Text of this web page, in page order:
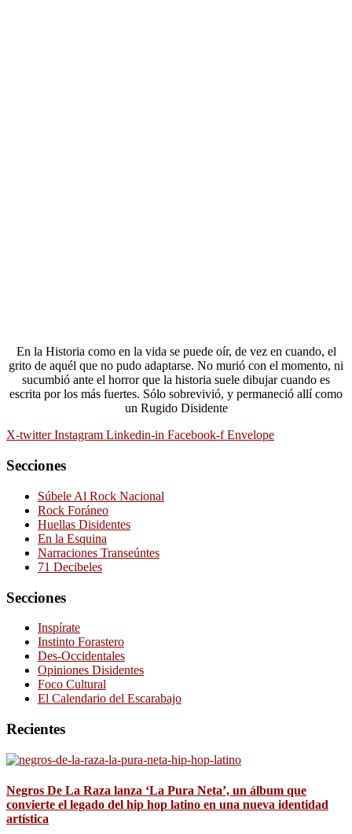
En la Historia como en la vida se puede oír, de vez en cuando, el
grito de aquél que no pudo adaptarse. No murió con el momento, ni
sucumbió ante el horror que la historia suele dibujar cuando es
escrita por los más fuertes. Sólo sobrevivió, y permaneció allí como
un Rugido Disidente
X-twitter Instagram Linkedin-in Facebook-f Envelope
Secciones
Súbele Al Rock Nacional
Rock Foráneo
Huellas Disidentes
En la Esquina
Narraciones Transeúntes
71 Decibeles
Secciones
Inspírate
Instinto Forastero
Des-Occidentales
Opiniones Disidentes
Foco Cultural
El Calendario del Escarabajo
Recientes
Negros De La Raza lanza ‘La Pura Neta’, un álbum que
convierte el legado del hip hop latino en una nueva identidad
artística